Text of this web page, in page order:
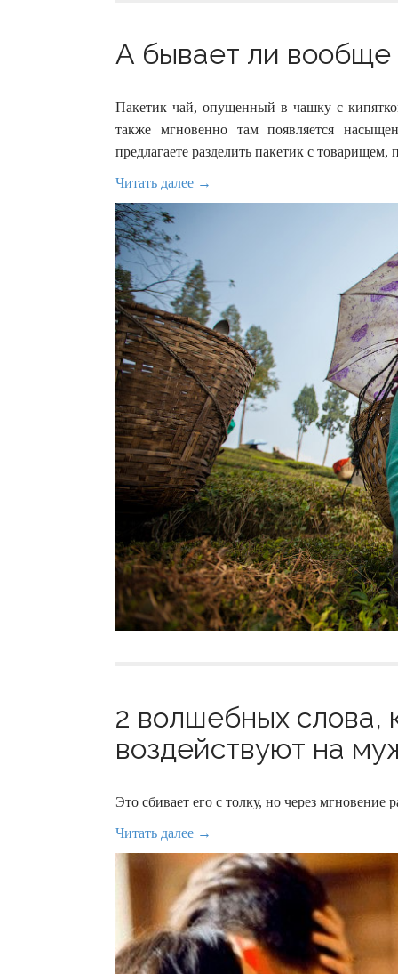
А бывает ли вообще
Пакетик чай, опущенный в чашку с
также мгновенно там появляется
предлагаете разделить пакетик с
Читать далее →
2 волшебных слова,
воздействуют на
Это сбивает его с толку, но через мгновение
Читать далее →